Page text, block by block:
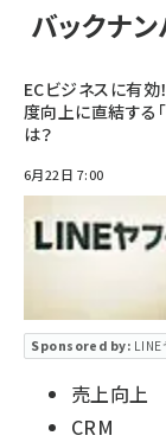
バックナ
ECビジネスに有効
度向上に直結する
は？
6月22日 7:00
Sponsored by: LINE
売上向上
CRM